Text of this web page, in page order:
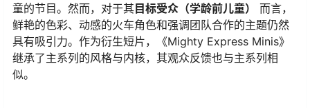
童的节目。然而，对于其目标受众（学龄前儿童）
​ 而言，
鲜艳的色彩、动感的火车角色和强调团队合作的主题仍然
具有吸引力。作为衍生短片，《Mighty Express Minis》
继承了主系列的风格与内核，其观众反馈也与主系列相
似。